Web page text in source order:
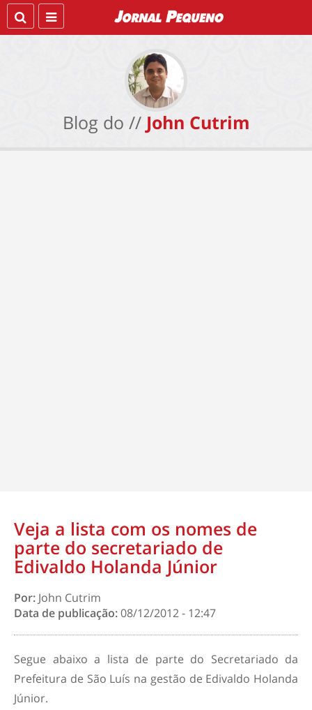
Blog do // John Cutrim
Veja a lista com os nomes de
parte do secretariado de
Edivaldo Holanda Júnior
Por: John Cutrim
Data de publicação:08/12/2012 - 12:47
Segue abaixo a lista de parte do Secretariado da
Prefeitura de São Luís na gestão de Edivaldo Holanda
Júnior.